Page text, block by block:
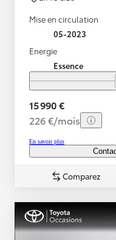
Mise en circulation
05-2023
Energie
Essence
15 990 €
226 €/mois
En savoir plus
Comparez